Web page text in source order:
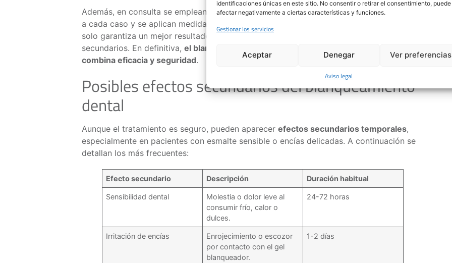
identificaciones únicas en este sitio. No consentir o retirar el consentimiento, puede
afectar negativamente a ciertas características y funciones.
Gestionar los servicios
Aceptar Denegar Ver preferencias
Aviso legal
Además, en consulta se emplean productos con concentraciones de peróxido ajustadas
a cada caso y se aplican medidas protectoras para encías y tejidos blandos. Esto no
solo garantiza un mejor resultado estético, sino que minimiza la posibilidad de efectos
secundarios. En definitiva, el blanqueamiento dental profesional es beneficioso porque
combina eficacia y seguridad.
Posibles efectos secundarios del blanqueamiento
dental
Aunque el tratamiento es seguro, pueden aparecer efectos secundarios temporales,
especialmente en pacientes con esmalte sensible o encías delicadas. A continuación se
detallan los más frecuentes:
Efecto secundario Descripción Duración habitual
Sensibilidad dental
Molestia o dolor leve al
consumir frío, calor o
dulces.
24-72 horas
Irritación de encías
Enrojecimiento o escozor
por contacto con el gel
blanqueador.
1-2 días